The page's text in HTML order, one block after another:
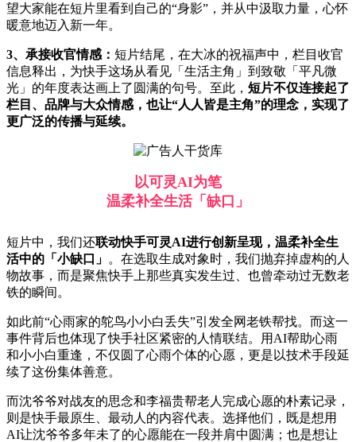
望大家能在短片里看到自己的“身影”，并从中汲取力量，心怀
暖意地迈入新一年。
3、承接收官情感： 短片结尾，在大冰的祝福声中，栏目收官
信息释出，为快手这场从看见「生活主角」到致敬「平凡微
光」的年度表达画上了圆满的句号。至此， 短片不仅连接起了
栏目、品牌与大众情感，也让“人人皆是主角”的理念，实现了
更广泛的传播与延续。
以可灵AI为笔
温柔补全生活「缺口」
短片中，我们还联动快手可灵AI进行创新呈现，温柔补全生
活中的「小缺口」 。在选取生成对象时，我们抛弃掉虚构的人
物故事，而是聚焦快手上那些真实发生过、也曾牵动过无数老
铁的瞬间。
如此前“心雨家的鸵鸟小小白丢失”引发全网老铁帮找。而这一
事件背后也体现了快手社区紧密的人情联结。用AI帮助心雨
和小小白重逢，不仅圆了心雨个体的心愿，更是以技术手段延
续了这份集体善意。
而沈爷爷对战友的思念和李福贵帮老人完成心愿的朴素记录，
则是快手最原生、最动人的内容代表。选择他们，既是想用
AI让沈爷爷多年未了的心愿能在一段并肩中圆满；也是想让